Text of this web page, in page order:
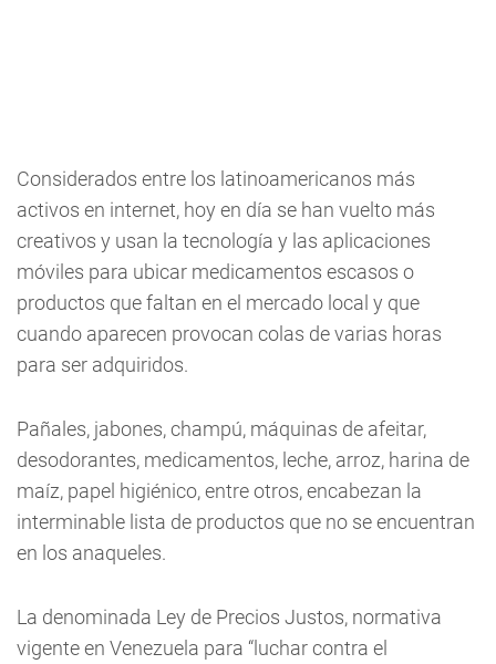
Considerados entre los latinoamericanos más
activos en internet, hoy en día se han vuelto más
creativos y usan la tecnología y las aplicaciones
móviles para ubicar medicamentos escasos o
productos que faltan en el mercado local y que
cuando aparecen provocan colas de varias horas
para ser adquiridos.
Pañales, jabones, champú, máquinas de afeitar,
desodorantes, medicamentos, leche, arroz, harina de
maíz, papel higiénico, entre otros, encabezan la
interminable lista de productos que no se encuentran
en los anaqueles.
La denominada Ley de Precios Justos, normativa
vigente en Venezuela para “luchar contra el